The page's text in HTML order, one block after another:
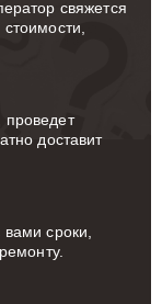
свяжется
доставит
сроки,